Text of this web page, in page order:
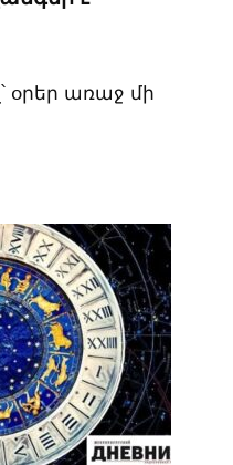
օրեր առաջ մի